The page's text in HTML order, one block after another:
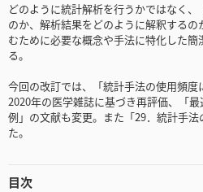
どのように統計解析を行うかではなく
のか、解析結果をどのように解釈する
むために必要な概念や手法に特化した
る。
今回の改訂では、「統計手法の使用頻
2020年の医学雑誌に基づき再評価、「
例」の文献も変更。また「29．統計手
た。
目次